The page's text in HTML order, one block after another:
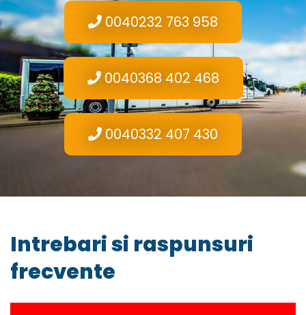
0040232 763 958
0040368 402 468
0040332 407 430
Intrebari si raspunsuri
frecvente